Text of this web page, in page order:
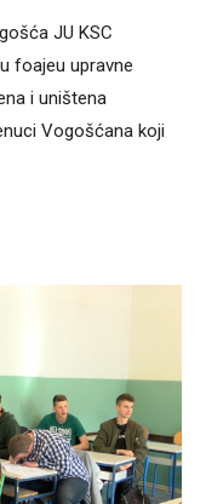
JU KSC
foajeu upravne
i uništena
Vogošćana koji